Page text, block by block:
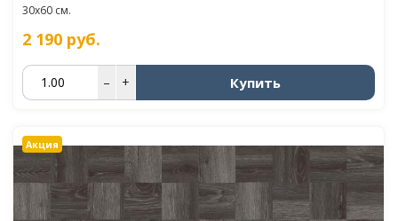
30x60 см.
2 190 руб.
– + Купить
Акция